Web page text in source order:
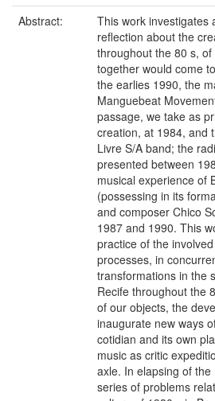
Abstract:
This work investigates
reflection about the
throughout the 80 s,
together would come
the earlies 1990, the
Manguebeat
passage, we take as
creation, at 1984, and
Livre S/A band; the
presented between
musical experience of
(possessing in its
and composer Chico
1987 and 1990. This
practice of the
processes, in
transformations in the
Recife throughout the
of our objects, the
inaugurate new ways
cotidian and its own
music as critic
axle. In elapsing of
series of problems